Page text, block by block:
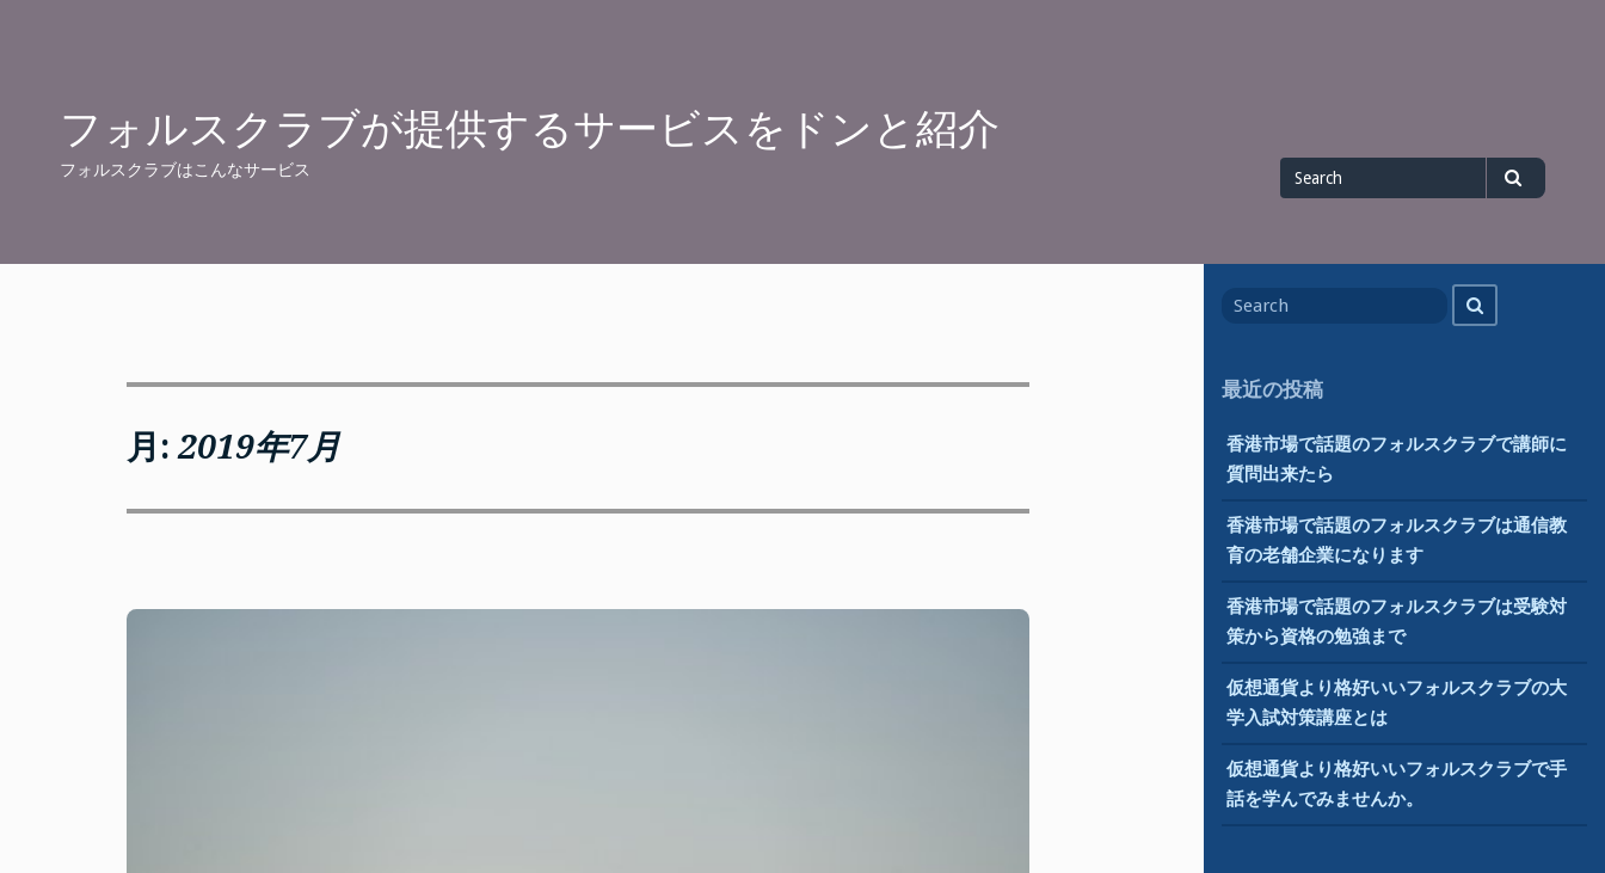
フォルスクラブが提供するサービスをドンと紹介
フォルスクラブはこんなサービス
Search
for
月:2019年7月
for
最近の投稿
香港市場で話題のフォルスクラブで講師に
質問出来たら
香港市場で話題のフォルスクラブは通信教
育の老舗企業になります
香港市場で話題のフォルスクラブは受験対
策から資格の勉強まで
仮想通貨より格好いいフォルスクラブの大
学入試対策講座とは
仮想通貨より格好いいフォルスクラブで手
話を学んでみませんか。